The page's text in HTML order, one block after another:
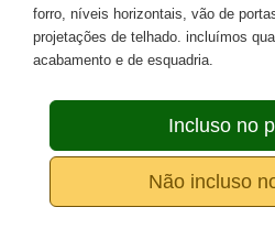
forro, níveis horizontais, vão de
projetações de telhado. incluímos
acabamento e de esquadria.
Incluso no
Não incluso